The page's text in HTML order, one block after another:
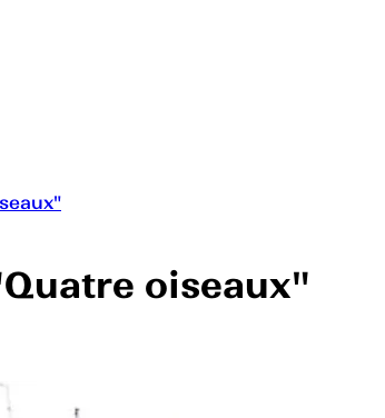
oiseaux"